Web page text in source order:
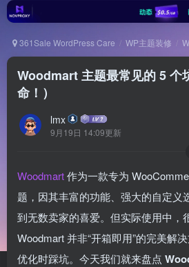
361Sale WordPress Care WP主题装修
Woodmart 主题最常见的 5 个
命！）
lmx
9月19日 14:09更新
Woodmart作为一款专为
题，因其丰富的功能、强大的自定义
到无数卖家的喜爱。但实际使用中，
Woodmart 并非“开箱即用”的完美解
优化时踩坑。今天我们就来盘点